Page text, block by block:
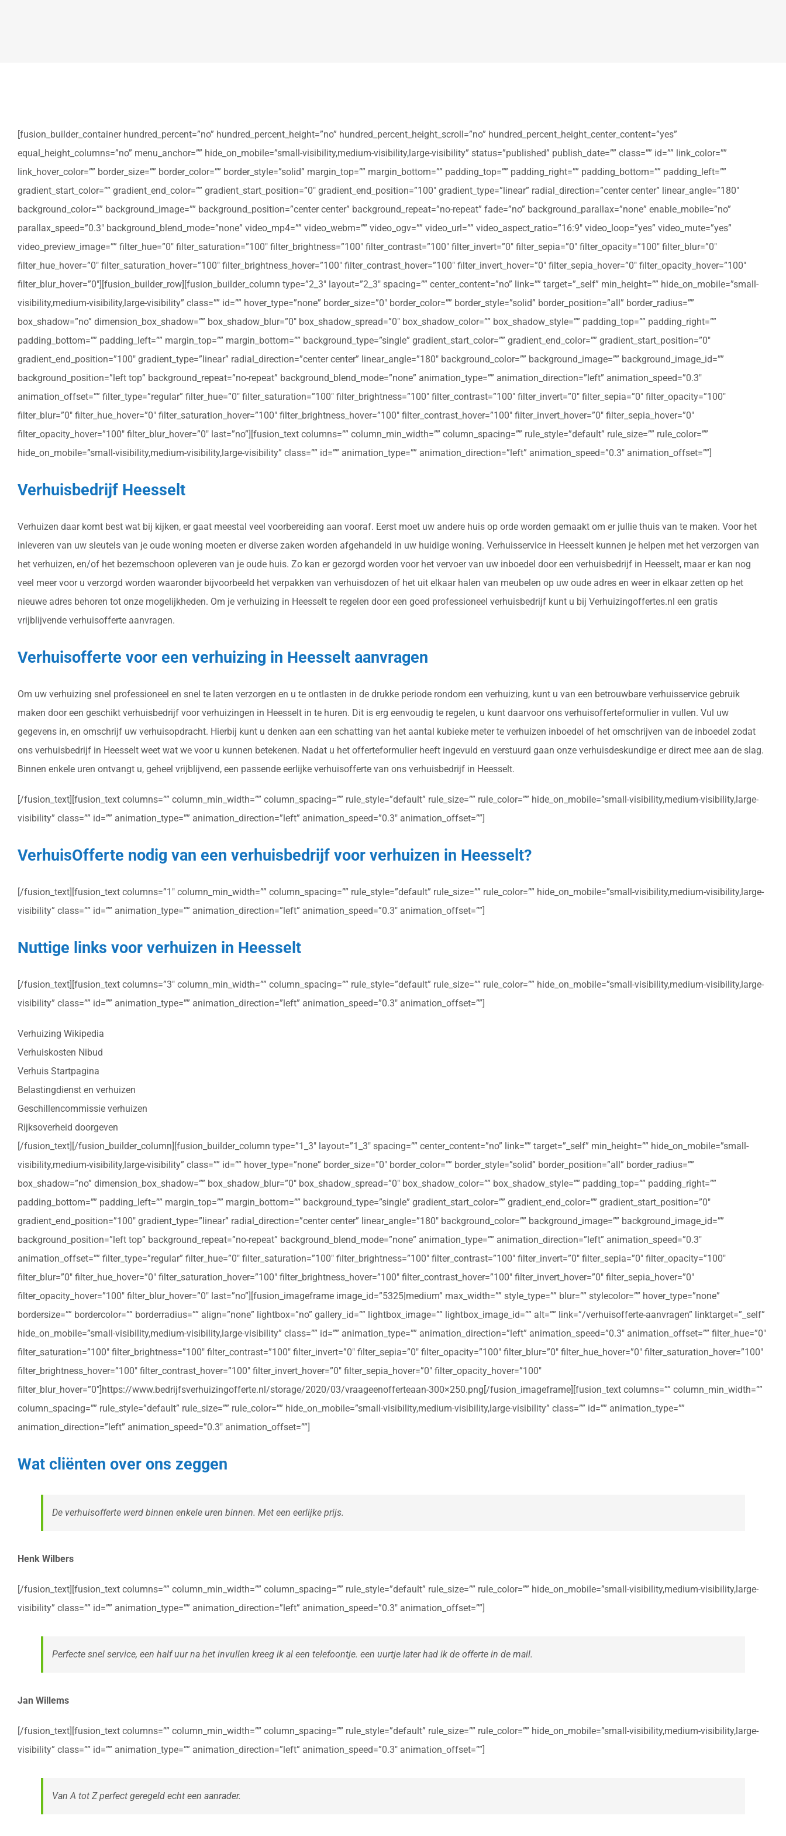
[fusion_builder_container hundred_percent=”no” hundred_percent_height=”no” hundred_percent_height_scroll=”no” hundred_percent_height_center_content=”yes”
equal_height_columns=”no” menu_anchor=”” hide_on_mobile=”small-visibility,medium-visibility,large-visibility” status=”published” publish_date=”” class=”” id=”” link_color=””
link_hover_color=”” border_size=”” border_color=”” border_style=”solid” margin_top=”” margin_bottom=”” padding_top=”” padding_right=”” padding_bottom=”” padding_left=””
gradient_start_color=”” gradient_end_color=”” gradient_start_position=”0″ gradient_end_position=”100″ gradient_type=”linear” radial_direction=”center center” linear_angle=”180″
background_color=”” background_image=”” background_position=”center center” background_repeat=”no-repeat” fade=”no” background_parallax=”none” enable_mobile=”no”
parallax_speed=”0.3″ background_blend_mode=”none” video_mp4=”” video_webm=”” video_ogv=”” video_url=”” video_aspect_ratio=”16:9″ video_loop=”yes” video_mute=”yes”
video_preview_image=”” filter_hue=”0″ filter_saturation=”100″ filter_brightness=”100″ filter_contrast=”100″ filter_invert=”0″ filter_sepia=”0″ filter_opacity=”100″ filter_blur=”0″
filter_hue_hover=”0″ filter_saturation_hover=”100″ filter_brightness_hover=”100″ filter_contrast_hover=”100″ filter_invert_hover=”0″ filter_sepia_hover=”0″ filter_opacity_hover=”100″
filter_blur_hover=”0″][fusion_builder_row][fusion_builder_column type=”2_3″ layout=”2_3″ spacing=”” center_content=”no” link=”” target=”_self” min_height=”” hide_on_mobile=”small-
visibility,medium-visibility,large-visibility” class=”” id=”” hover_type=”none” border_size=”0″ border_color=”” border_style=”solid” border_position=”all” border_radius=””
box_shadow=”no” dimension_box_shadow=”” box_shadow_blur=”0″ box_shadow_spread=”0″ box_shadow_color=”” box_shadow_style=”” padding_top=”” padding_right=””
padding_bottom=”” padding_left=”” margin_top=”” margin_bottom=”” background_type=”single” gradient_start_color=”” gradient_end_color=”” gradient_start_position=”0″
gradient_end_position=”100″ gradient_type=”linear” radial_direction=”center center” linear_angle=”180″ background_color=”” background_image=”” background_image_id=””
background_position=”left top” background_repeat=”no-repeat” background_blend_mode=”none” animation_type=”” animation_direction=”left” animation_speed=”0.3″
animation_offset=”” filter_type=”regular” filter_hue=”0″ filter_saturation=”100″ filter_brightness=”100″ filter_contrast=”100″ filter_invert=”0″ filter_sepia=”0″ filter_opacity=”100″
filter_blur=”0″ filter_hue_hover=”0″ filter_saturation_hover=”100″ filter_brightness_hover=”100″ filter_contrast_hover=”100″ filter_invert_hover=”0″ filter_sepia_hover=”0″
filter_opacity_hover=”100″ filter_blur_hover=”0″ last=”no”][fusion_text columns=”” column_min_width=”” column_spacing=”” rule_style=”default” rule_size=”” rule_color=””
hide_on_mobile=”small-visibility,medium-visibility,large-visibility” class=”” id=”” animation_type=”” animation_direction=”left” animation_speed=”0.3″ animation_offset=””]
Verhuisbedrijf Heesselt
Verhuizen daar komt best wat bij kijken, er gaat meestal veel voorbereiding aan vooraf. Eerst moet uw andere huis op orde worden gemaakt om er jullie thuis van te maken. Voor het
inleveren van uw sleutels van je oude woning moeten er diverse zaken worden afgehandeld in uw huidige woning. Verhuisservice in Heesselt kunnen je helpen met het verzorgen van
het verhuizen, en/of het bezemschoon opleveren van je oude huis. Zo kan er gezorgd worden voor het vervoer van uw inboedel door een verhuisbedrijf in Heesselt, maar er kan nog
veel meer voor u verzorgd worden waaronder bijvoorbeeld het verpakken van verhuisdozen of het uit elkaar halen van meubelen op uw oude adres en weer in elkaar zetten op het
nieuwe adres behoren tot onze mogelijkheden. Om je verhuizing in Heesselt te regelen door een goed professioneel verhuisbedrijf kunt u bij Verhuizingoffertes.nl een gratis
vrijblijvende verhuisofferte aanvragen.
Verhuisofferte voor een verhuizing in Heesselt aanvragen
Om uw verhuizing snel professioneel en snel te laten verzorgen en u te ontlasten in de drukke periode rondom een verhuizing, kunt u van een betrouwbare verhuisservice gebruik
maken door een geschikt verhuisbedrijf voor verhuizingen in Heesselt in te huren. Dit is erg eenvoudig te regelen, u kunt daarvoor ons verhuisofferteformulier in vullen. Vul uw
gegevens in, en omschrijf uw verhuisopdracht. Hierbij kunt u denken aan een schatting van het aantal kubieke meter te verhuizen inboedel of het omschrijven van de inboedel zodat
ons verhuisbedrijf in Heesselt weet wat we voor u kunnen betekenen. Nadat u het offerteformulier heeft ingevuld en verstuurd gaan onze verhuisdeskundige er direct mee aan de slag.
Binnen enkele uren ontvangt u, geheel vrijblijvend, een passende eerlijke verhuisofferte van ons verhuisbedrijf in Heesselt.
[/fusion_text][fusion_text columns=”” column_min_width=”” column_spacing=”” rule_style=”default” rule_size=”” rule_color=”” hide_on_mobile=”small-visibility,medium-visibility,large-
visibility” class=”” id=”” animation_type=”” animation_direction=”left” animation_speed=”0.3″ animation_offset=””]
VerhuisOfferte nodig van een verhuisbedrijf voor verhuizen in Heesselt?
[/fusion_text][fusion_text columns=”1″ column_min_width=”” column_spacing=”” rule_style=”default” rule_size=”” rule_color=”” hide_on_mobile=”small-visibility,medium-visibility,large-
visibility” class=”” id=”” animation_type=”” animation_direction=”left” animation_speed=”0.3″ animation_offset=””]
Nuttige links voor verhuizen in Heesselt
[/fusion_text][fusion_text columns=”3″ column_min_width=”” column_spacing=”” rule_style=”default” rule_size=”” rule_color=”” hide_on_mobile=”small-visibility,medium-visibility,large-
visibility” class=”” id=”” animation_type=”” animation_direction=”left” animation_speed=”0.3″ animation_offset=””]
Verhuizing Wikipedia
Verhuiskosten Nibud
Verhuis Startpagina
Belastingdienst en verhuizen
Geschillencommissie verhuizen
Rijksoverheid doorgeven
[/fusion_text][/fusion_builder_column][fusion_builder_column type=”1_3″ layout=”1_3″ spacing=”” center_content=”no” link=”” target=”_self” min_height=”” hide_on_mobile=”small-
visibility,medium-visibility,large-visibility” class=”” id=”” hover_type=”none” border_size=”0″ border_color=”” border_style=”solid” border_position=”all” border_radius=””
box_shadow=”no” dimension_box_shadow=”” box_shadow_blur=”0″ box_shadow_spread=”0″ box_shadow_color=”” box_shadow_style=”” padding_top=”” padding_right=””
padding_bottom=”” padding_left=”” margin_top=”” margin_bottom=”” background_type=”single” gradient_start_color=”” gradient_end_color=”” gradient_start_position=”0″
gradient_end_position=”100″ gradient_type=”linear” radial_direction=”center center” linear_angle=”180″ background_color=”” background_image=”” background_image_id=””
background_position=”left top” background_repeat=”no-repeat” background_blend_mode=”none” animation_type=”” animation_direction=”left” animation_speed=”0.3″
animation_offset=”” filter_type=”regular” filter_hue=”0″ filter_saturation=”100″ filter_brightness=”100″ filter_contrast=”100″ filter_invert=”0″ filter_sepia=”0″ filter_opacity=”100″
filter_blur=”0″ filter_hue_hover=”0″ filter_saturation_hover=”100″ filter_brightness_hover=”100″ filter_contrast_hover=”100″ filter_invert_hover=”0″ filter_sepia_hover=”0″
filter_opacity_hover=”100″ filter_blur_hover=”0″ last=”no”][fusion_imageframe image_id=”5325|medium” max_width=”” style_type=”” blur=”” stylecolor=”” hover_type=”none”
bordersize=”” bordercolor=”” borderradius=”” align=”none” lightbox=”no” gallery_id=”” lightbox_image=”” lightbox_image_id=”” alt=”” link=”/verhuisofferte-aanvragen” linktarget=”_self”
hide_on_mobile=”small-visibility,medium-visibility,large-visibility” class=”” id=”” animation_type=”” animation_direction=”left” animation_speed=”0.3″ animation_offset=”” filter_hue=”0″
filter_saturation=”100″ filter_brightness=”100″ filter_contrast=”100″ filter_invert=”0″ filter_sepia=”0″ filter_opacity=”100″ filter_blur=”0″ filter_hue_hover=”0″ filter_saturation_hover=”100″
filter_brightness_hover=”100″ filter_contrast_hover=”100″ filter_invert_hover=”0″ filter_sepia_hover=”0″ filter_opacity_hover=”100″
filter_blur_hover=”0″]https://www.bedrijfsverhuizingofferte.nl/storage/2020/03/vraageenofferteaan-300×250.png[/fusion_imageframe][fusion_text columns=”” column_min_width=””
column_spacing=”” rule_style=”default” rule_size=”” rule_color=”” hide_on_mobile=”small-visibility,medium-visibility,large-visibility” class=”” id=”” animation_type=””
animation_direction=”left” animation_speed=”0.3″ animation_offset=””]
Wat cliënten over ons zeggen
De verhuisofferte werd binnen enkele uren binnen. Met een eerlijke prijs.
Henk Wilbers
[/fusion_text][fusion_text columns=”” column_min_width=”” column_spacing=”” rule_style=”default” rule_size=”” rule_color=”” hide_on_mobile=”small-visibility,medium-visibility,large-
visibility” class=”” id=”” animation_type=”” animation_direction=”left” animation_speed=”0.3″ animation_offset=””]
Perfecte snel service, een half uur na het invullen kreeg ik al een telefoontje. een uurtje later had ik de offerte in de mail.
Jan Willems
[/fusion_text][fusion_text columns=”” column_min_width=”” column_spacing=”” rule_style=”default” rule_size=”” rule_color=”” hide_on_mobile=”small-visibility,medium-visibility,large-
visibility” class=”” id=”” animation_type=”” animation_direction=”left” animation_speed=”0.3″ animation_offset=””]
Van A tot Z perfect geregeld echt een aanrader.